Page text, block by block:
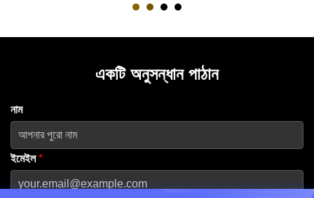
একটি অনুসন্ধান পাঠান
নাম
ইমেইল*